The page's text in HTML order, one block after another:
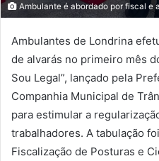
Ambulante é abordado por fiscal e
Ambulantes de Londrina
de alvarás no primeiro mês
Sou Legal”, lançado pela
Companhia Municipal de
para estimular a
trabalhadores. A tabulação
Fiscalização de Posturas e